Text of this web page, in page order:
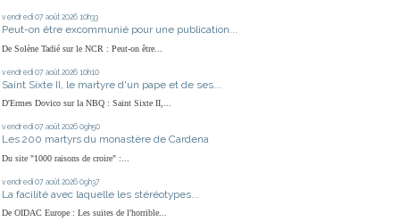
vendredi 07 août 2026 10h33
Peut-on être excommunié pour une publication...
De Solène Tadié sur le NCR : Peut-on être...
vendredi 07 août 2026 10h10
Saint Sixte II, le martyre d'un pape et de ses...
D'Ermes Dovico sur la NBQ : Saint Sixte II,...
vendredi 07 août 2026 09h50
Les 200 martyrs du monastère de Cardena
Du site "1000 raisons de croire" :...
vendredi 07 août 2026 09h37
La facilité avec laquelle les stéréotypes...
De OIDAC Europe : Les suites de l'horrible...